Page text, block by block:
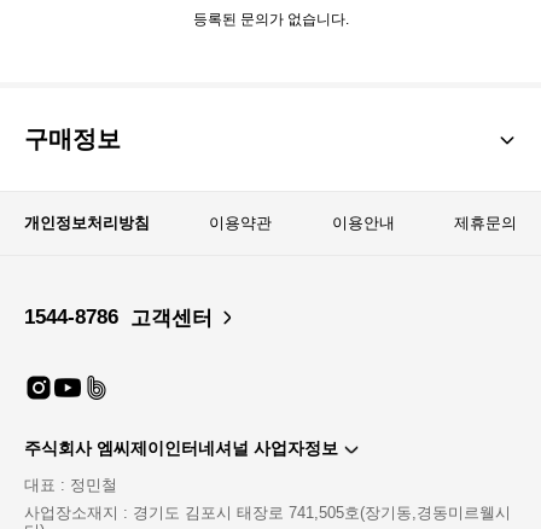
등록된 문의가 없습니다.
구매정보
개인정보처리방침 이용약관 이용안내 제휴문의
1544-8786 고객센터
주식회사 엠씨제이인터네셔널 사업자정보
대표 : 정민철
사업장소재지 : 경기도 김포시 태장로 741,505호(장기동,경동미르웰시